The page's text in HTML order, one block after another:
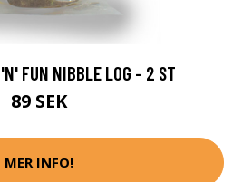
FUN NIBBLE LOG - 2 ST
89 SEK
MER INFO!